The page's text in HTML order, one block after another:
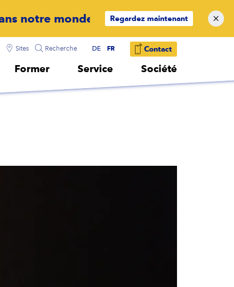
Regardez maintenant
Sites Recherche DE FR Contact
Former Service Société